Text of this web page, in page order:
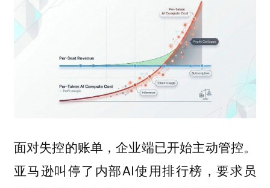
面对失控的账单，企业端已开始主动管控。
亚马逊叫停了内部AI使用排行榜，要求员